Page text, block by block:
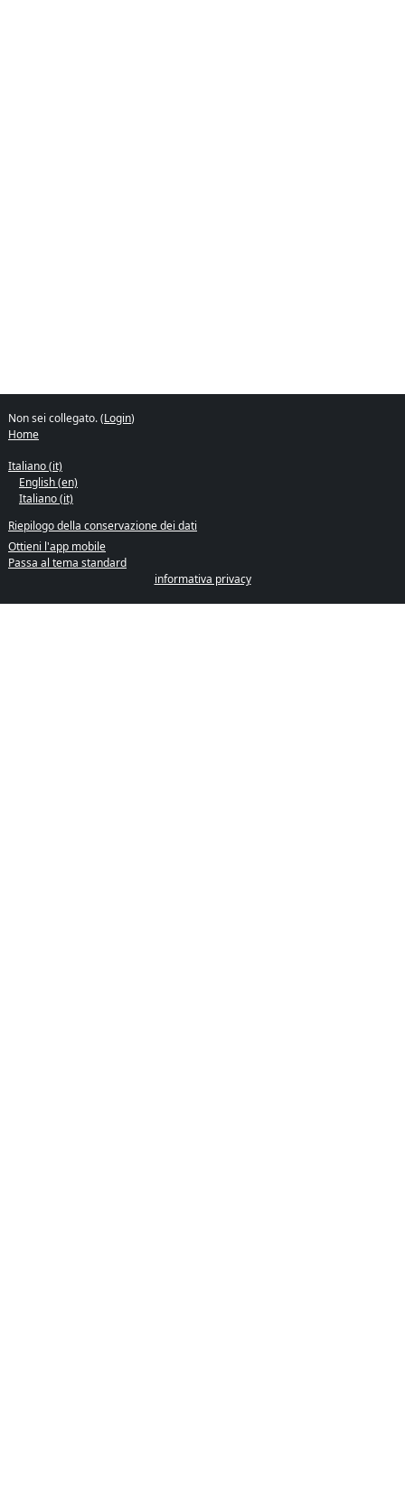
Non sei collegato. (Login)
Home
Italiano ‎(it)‎
English ‎(en)‎
Italiano ‎(it)‎
Riepilogo della conservazione dei dati
Ottieni l'app mobile
Passa al tema standard
informativa privacy